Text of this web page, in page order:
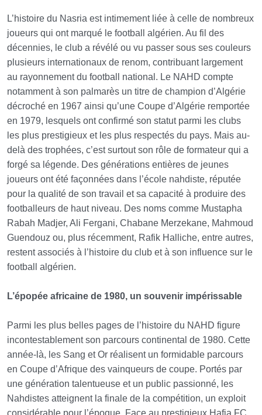
L’histoire du Nasria est intimement liée à celle de nombreux
joueurs qui ont marqué le football algérien. Au fil des
décennies, le club a révélé ou vu passer sous ses couleurs
plusieurs internationaux de renom, contribuant largement
au rayonnement du football national. Le NAHD compte
notamment à son palmarès un titre de champion d’Algérie
décroché en 1967 ainsi qu’une Coupe d’Algérie remportée
en 1979, lesquels ont confirmé son statut parmi les clubs
les plus prestigieux et les plus respectés du pays. Mais au-
delà des trophées, c’est surtout son rôle de formateur qui a
forgé sa légende. Des générations entières de jeunes
joueurs ont été façonnées dans l’école nahdiste, réputée
pour la qualité de son travail et sa capacité à produire des
footballeurs de haut niveau. Des noms comme Mustapha
Rabah Madjer, Ali Fergani, Chabane Merzekane, Mahmoud
Guendouz ou, plus récemment, Rafik Halliche, entre autres,
restent associés à l’histoire du club et à son influence sur le
football algérien.
L’épopée africaine de 1980, un souvenir impérissable
Parmi les plus belles pages de l’histoire du NAHD figure
incontestablement son parcours continental de 1980. Cette
année-là, les Sang et Or réalisent un formidable parcours
en Coupe d’Afrique des vainqueurs de coupe. Portés par
une génération talentueuse et un public passionné, les
Nahdistes atteignent la finale de la compétition, un exploit
considérable pour l’époque. Face au prestigieux Hafia FC